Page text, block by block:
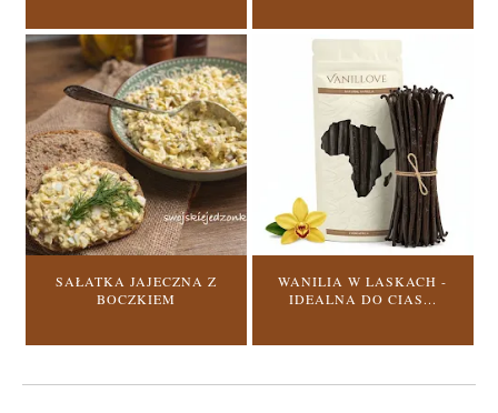
SAŁATKA JAJECZNA Z
BOCZKIEM
WANILIA W LASKACH -
IDEALNA DO CIAS...